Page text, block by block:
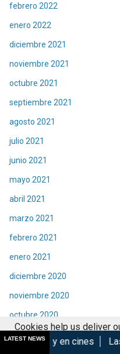
febrero 2022
enero 2022
diciembre 2021
noviembre 2021
octubre 2021
septiembre 2021
agosto 2021
julio 2021
junio 2021
mayo 2021
abril 2021
marzo 2021
febrero 2021
enero 2021
diciembre 2020
noviembre 2020
octubre 2020
LATEST NEWS
cines Las Lágrimas de
Cookies help us deliver
services, you agree to